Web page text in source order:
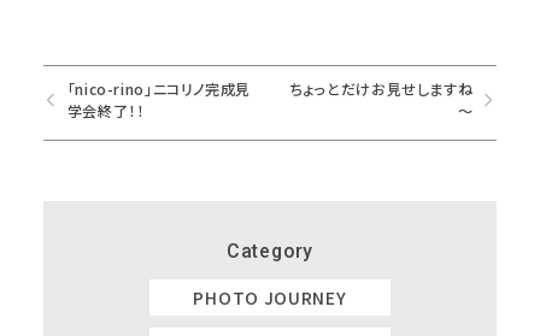
「nico-rino」ニコリノ完成見
学会終了！！
ちょっとだけお見せしますね
～
Category
PHOTO JOURNEY